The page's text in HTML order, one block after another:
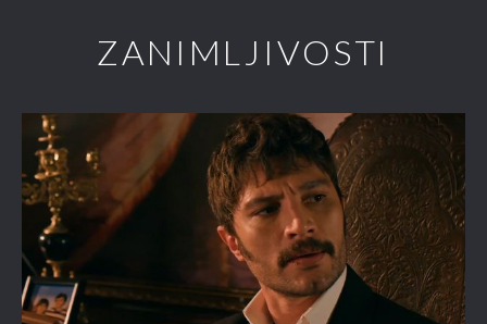
ZANIMLJIVOSTI